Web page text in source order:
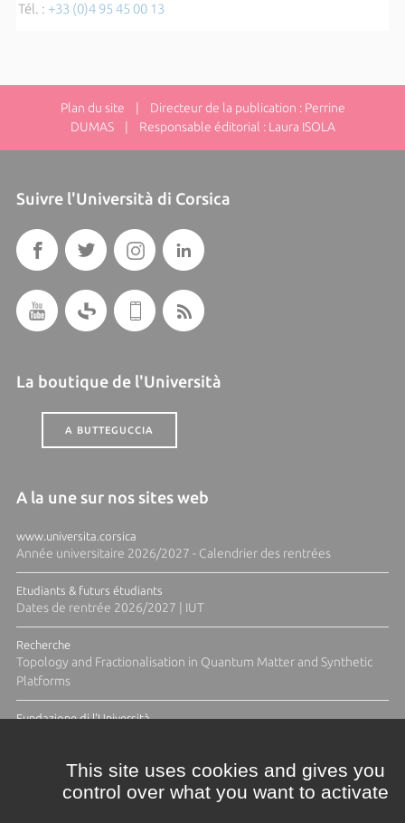
Tél. : +33 (0)4 95 45 00 13
Plan du site | Directeur de la publication : Perrine
DUMAS | Responsable éditorial : Laura ISOLA
Suivre l'Università di Corsica
La boutique de l'Università
A BUTTEGUCCIA
A la une sur nos sites web
www.universita.corsica
Année universitaire 2026/2027 - Calendrier des rentrées
Etudiants & futurs étudiants
Dates de rentrée 2026/2027 | IUT
Recherche
Topology and Fractionalisation in Quantum Matter and Synthetic
Platforms
Fundazione di l'Università
This site uses cookies and gives you
control over what you want to activate